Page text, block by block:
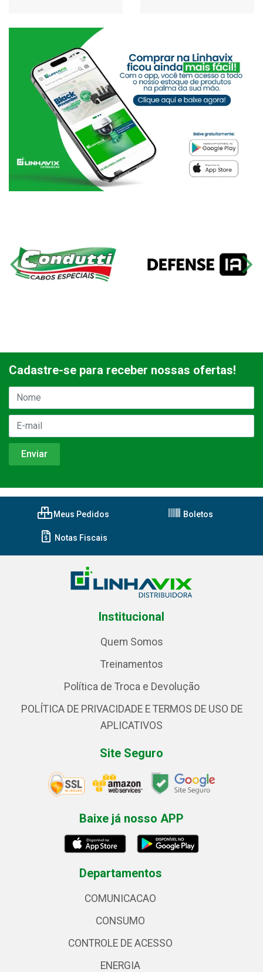
Cadastre-se para receber nossas ofertas!
Meus Pedidos Boletos
Notas Fiscais
Institucional
Quem Somos
Treinamentos
Política de Troca e Devolução
POLÍTICA DE PRIVACIDADE E TERMOS DE USO DE
APLICATIVOS
Site Seguro
Baixe já nosso APP
Departamentos
COMUNICACAO
CONSUMO
CONTROLE DE ACESSO
ENERGIA